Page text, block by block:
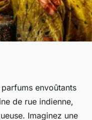
des
rue
envoûtants
de rue indienne,
Imaginez une